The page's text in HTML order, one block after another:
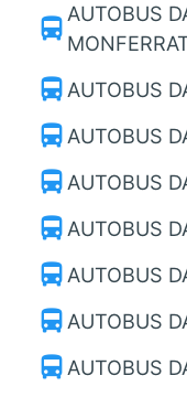
directions_bus AUTOBUS
directions_bus AUTOBUS
directions_bus AUTOBUS
directions_bus AUTOBUS
directions_bus AUTOBUS
directions_bus AUTOBUS
directions_bus AUTOBUS
directions_bus AUTOBUS